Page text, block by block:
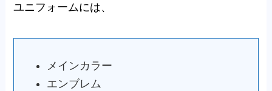
ユニフォームには、
メインカラー
エンブレム